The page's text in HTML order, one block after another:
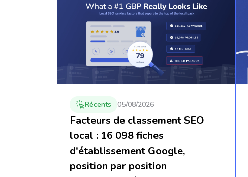
Récents 05/08/2026
Facteurs de classement SEO
local : 16 098 fiches
d'établissement Google,
position par position